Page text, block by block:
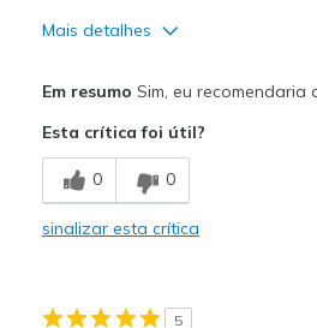
Mais detalhes
Confortáveis
Design atraente
Em resumo Sim, eu recomendaria
Esta crítica foi útil?
0 0
sinalizar esta crítica
5